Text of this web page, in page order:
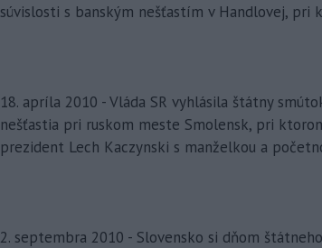
súvislosti s banským nešťastím v Handlovej, pri
18. apríla 2010 - Vláda SR vyhlásila štátny
nešťastia pri ruskom meste Smolensk, pri
prezident Lech Kaczynski s manželkou a
2. septembra 2010 - Slovensko si dňom